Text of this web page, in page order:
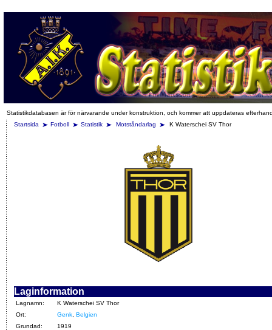
Statistikdatabasen är för närvarande under konstruktion, och kommer att uppdateras
Startsida
Fotboll Statistik Motståndarlag K Waterschei SV Thor
Laginformation
Lagnamn:
K Waterschei SV Thor
Ort:
Genk Belgien
Grundad:
1919